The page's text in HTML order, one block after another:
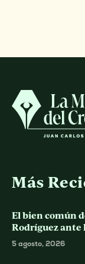
Más
El bien común
Rodríguez ante
5 agosto, 2026